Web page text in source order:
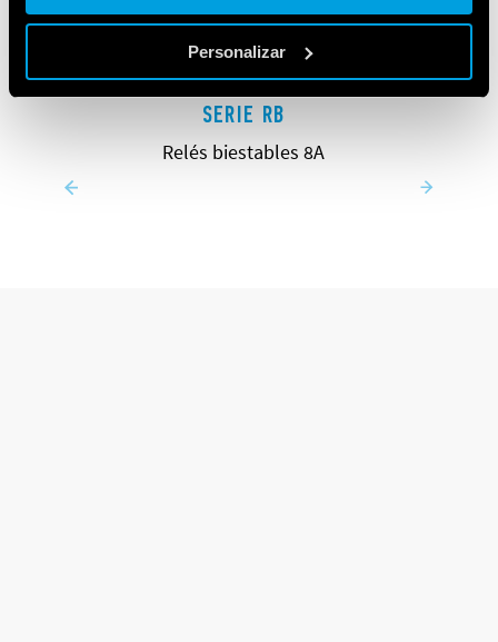
Personalizar
SERIE RB
Relés biestables 8A